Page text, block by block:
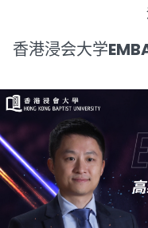
香港浸会大学